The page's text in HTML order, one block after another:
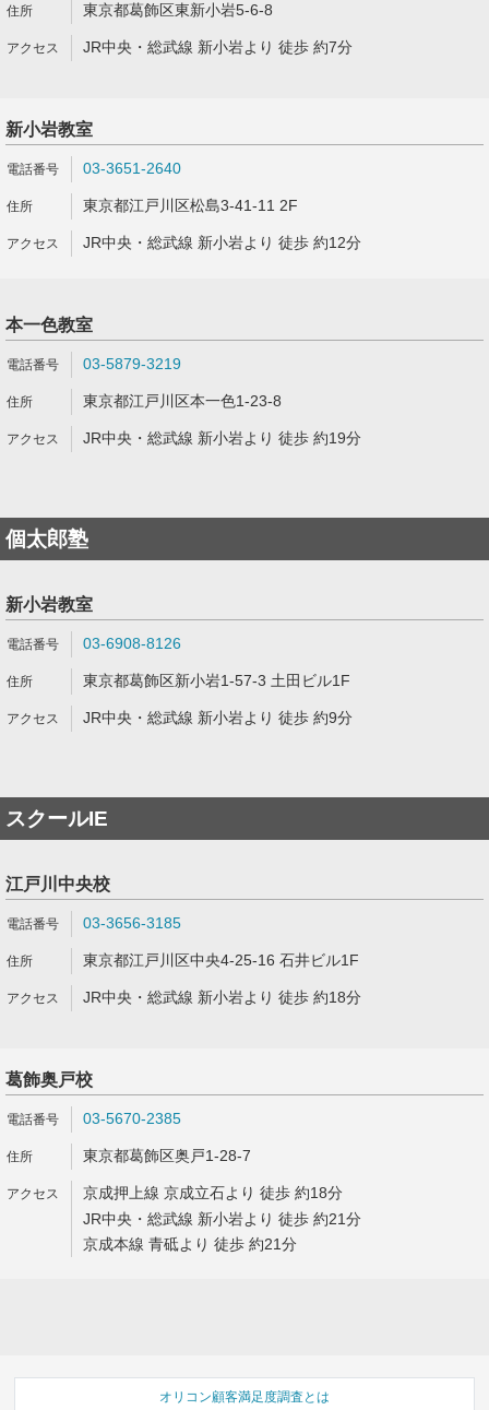
東京都葛飾区東新小岩5-6-8
JR中央・総武線 新小岩より 徒歩 約7分
新小岩教室
03-3651-2640
東京都江戸川区松島3-41-11 2F
JR中央・総武線 新小岩より 徒歩 約12分
本一色教室
03-5879-3219
東京都江戸川区本一色1-23-8
JR中央・総武線 新小岩より 徒歩 約19分
個太郎塾
新小岩教室
03-6908-8126
東京都葛飾区新小岩1-57-3 土田ビル1F
JR中央・総武線 新小岩より 徒歩 約9分
スクールIE
江戸川中央校
03-3656-3185
東京都江戸川区中央4-25-16 石井ビル1F
JR中央・総武線 新小岩より 徒歩 約18分
葛飾奥戸校
03-5670-2385
東京都葛飾区奥戸1-28-7
京成押上線 京成立石より 徒歩 約18分
JR中央・総武線 新小岩より 徒歩 約21分
京成本線 青砥より 徒歩 約21分
オリコン顧客満足度調査とは